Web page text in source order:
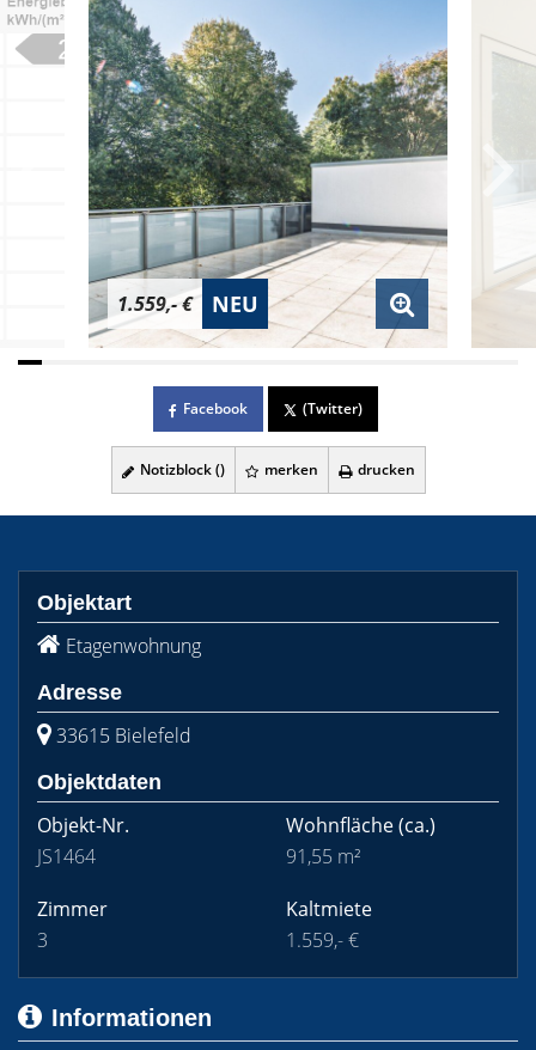
1.559,- € NEU
Facebook (Twitter)
Notizblock () merken drucken
Objektart
Etagenwohnung
Adresse
33615 Bielefeld
Objektdaten
Objekt-Nr.
JS1464
Wohnfläche(ca.)
91,55 m²
Zimmer
3
Kaltmiete
1.559,- €
Informationen